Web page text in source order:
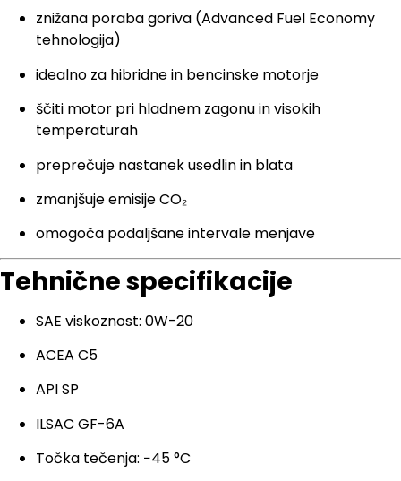
znižana poraba goriva (Advanced Fuel Economy
tehnologija)
idealno za hibridne in bencinske motorje
ščiti motor pri hladnem zagonu in visokih
temperaturah
preprečuje nastanek usedlin in blata
zmanjšuje emisije CO₂
omogoča podaljšane intervale menjave
Tehnične specifikacije
SAE viskoznost: 0W-20
ACEA C5
API SP
ILSAC GF-6A
Točka tečenja: −45 °C